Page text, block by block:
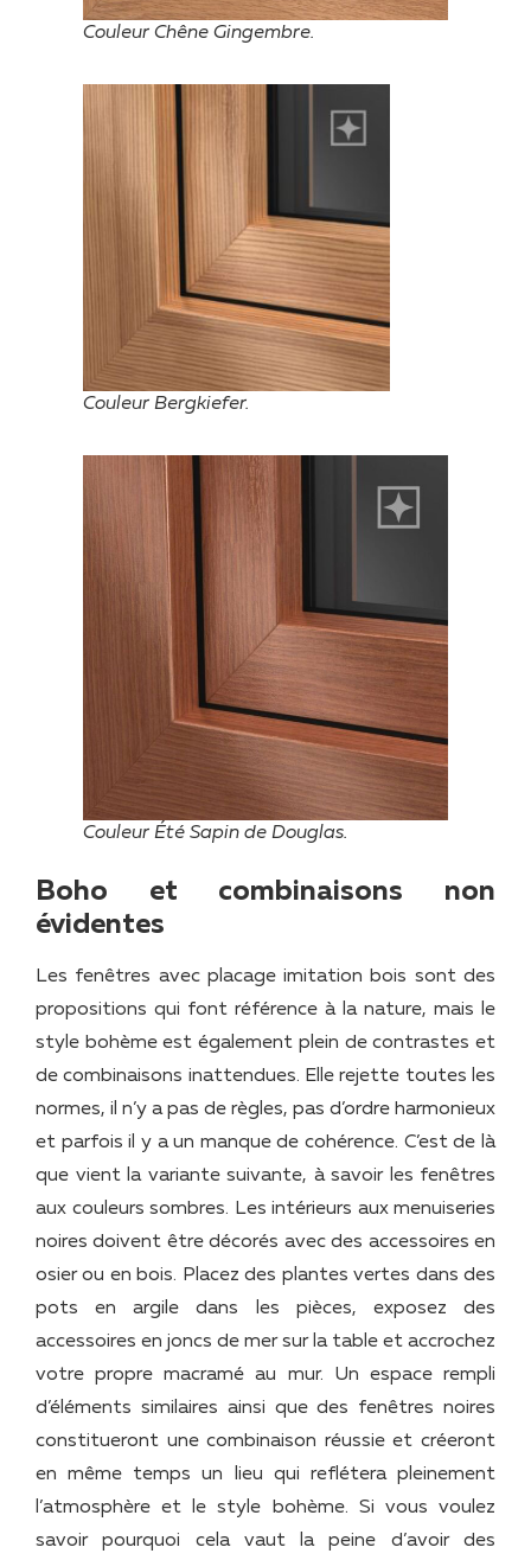
Couleur Chêne Gingembre.
Couleur Bergkiefer.
Couleur Été Sapin de Douglas.
Boho et combinaisons non
évidentes
Les fenêtres avec placage imitation bois sont des
propositions qui font référence à la nature, mais le
style bohème est également plein de contrastes et
de combinaisons inattendues. Elle rejette toutes les
normes, il n’y a pas de règles, pas d’ordre harmonieux
et parfois il y a un manque de cohérence. C’est de là
que vient la variante suivante, à savoir les fenêtres
aux couleurs sombres. Les intérieurs aux menuiseries
noires doivent être décorés avec des accessoires en
osier ou en bois. Placez des plantes vertes dans des
pots en argile dans les pièces, exposez des
accessoires en joncs de mer sur la table et accrochez
votre propre macramé au mur. Un espace rempli
d’éléments similaires ainsi que des fenêtres noires
constitueront une combinaison réussie et créeront
en même temps un lieu qui reflétera pleinement
l’atmosphère et le style bohème. Si vous voulez
savoir pourquoi cela vaut la peine d’avoir des